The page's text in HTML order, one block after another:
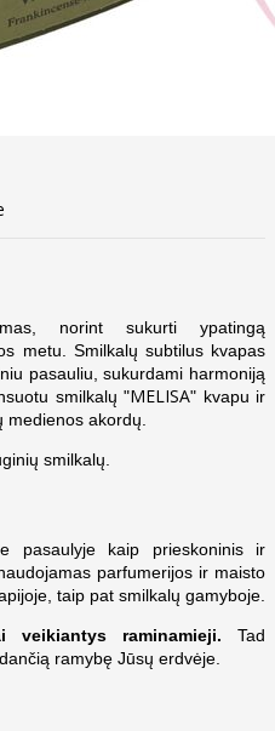
norint sukurti ypatingą
metu. Smilkalų subtilus kvapas
pasauliu, sukurdami harmoniją
smilkalų "MELISA" kvapu ir
akordų.
smilkalų.
pasaulyje kaip prieskoninis ir
parfumerijos ir maisto
taip pat smilkalų gamyboje.
veikiantys raminamieji. Tad
ramybę Jūsų erdvėje.